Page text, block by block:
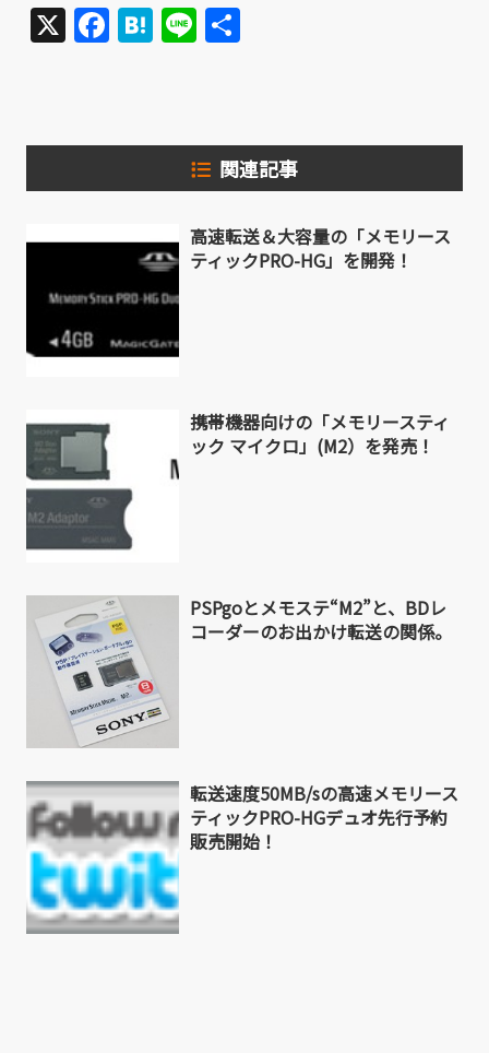
X Facebook
Hatena
Line
関連記事
高速転送＆大容量の「メモリース
ティックPRO-HG」を開発！
携帯機器向けの「メモリースティ
ック マイクロ」(M2）を発売！
PSPgoとメモステ“M2”と、BDレ
コーダーのお出かけ転送の関係。
転送速度50MB/sの高速メモリース
ティックPRO-HGデュオ先行予約
販売開始！